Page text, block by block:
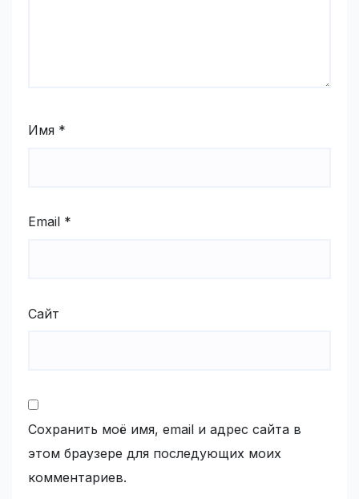
Имя *
Email *
Сайт
Сохранить моё имя, email и адрес сайта в
этом браузере для последующих моих
комментариев.